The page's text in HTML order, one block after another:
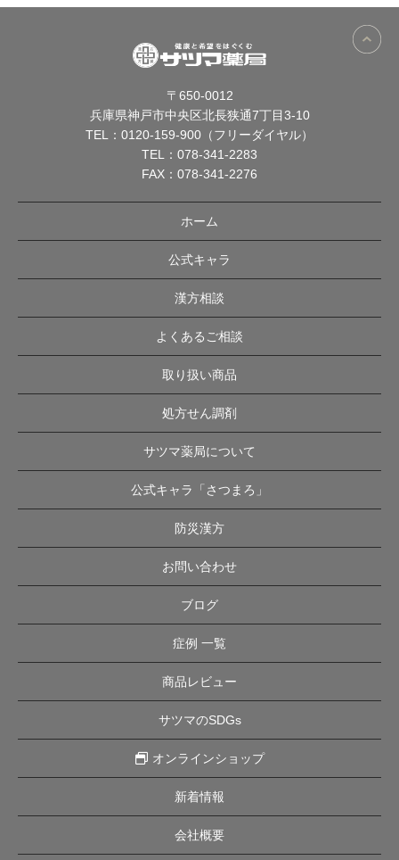
〒650-0012
兵庫県神戸市中央区北長狭通7丁目3-10
TEL： 0120-159-900（フリーダイヤル）
TEL： 078-341-2283
FAX：078-341-2276
ホーム
公式キャラ
漢方相談
よくあるご相談
取り扱い商品
処方せん調剤
サツマ薬局について
公式キャラ「さつまろ」
防災漢方
お問い合わせ
ブログ
症例 一覧
商品レビュー
サツマのSDGs
オンラインショップ
新着情報
会社概要